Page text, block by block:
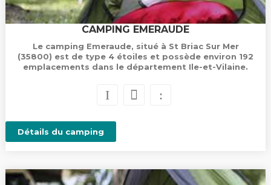
CAMPING EMERAUDE
Le camping Emeraude, situé à St Briac Sur Mer
(35800) est de type 4 étoiles et possède environ 192
emplacements dans le département Ile-et-Vilaine.
Détails du camping